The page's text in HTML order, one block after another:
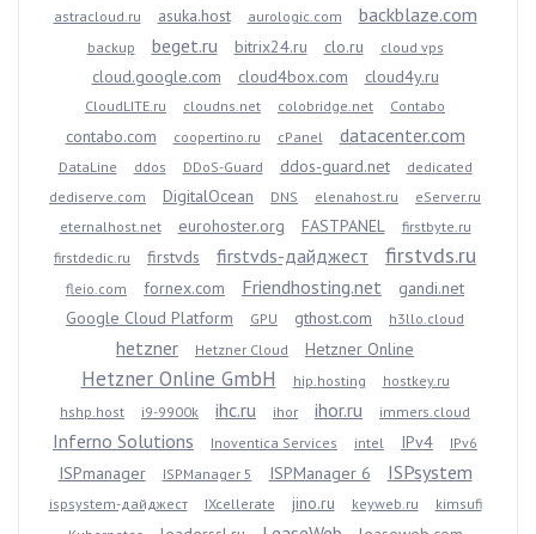
astracloud.ru
asuka.host aurologic.com backblaze.com
backup beget.ru bitrix24.ru clo.ru cloud vps
cloud.google.com cloud4box.com cloud4y.ru
CloudLITE.ru cloudns.net colobridge.net Contabo
contabo.com coopertino.ru cPanel datacenter.com
DataLine ddos DDoS-Guard ddos-guard.net
dedicated
dediserve.com
DigitalOcean DNS elenahost.ru
eServer.ru
eternalhost.net
eurohoster.org FASTPANEL
firstbyte.ru
firstdedic.ru
firstvds firstvds-дайджест firstvds.ru
fleio.com fornex.com Friendhosting.net
gandi.net
Google Cloud Platform
GPU gthost.com h3llo.cloud
hetzner Hetzner Cloud Hetzner Online
Hetzner Online GmbH hip.hosting
hostkey.ru
hshp.host
i9-9900k ihc.ru ihor ihor.ru immers.cloud
Inferno Solutions Inoventica Services intel IPv4 IPv6
ISPmanager ISPManager 5 ISPManager 6 ISPsystem
ispsystem-дайджест IXcellerate jino.ru keyweb.ru
kimsufi